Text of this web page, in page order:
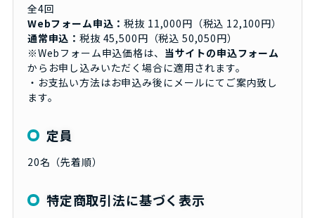
全4回
Webフォーム申込：税抜 11,000円（税込 12,100円）
通常申込：税抜 45,500円（税込 50,050円）
※Webフォーム申込価格は、 当サイトの申込フォーム
からお申し込みいただく場合に適用されます。
・お支払い方法はお申込み後にメールにてご案内致し
ます。
定員
20名（先着順）
特定商取引法に基づく表示